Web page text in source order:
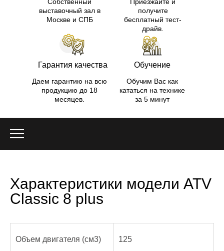
выставочный зал в
Москве и СПБ
Гарантия качества
Даем гарантию на всю
продукцию до 18
месяцев.
получите
бесплатный тест-
драйв.
Обучение
Обучим Вас как
кататься на технике
за 5 минут
Характеристики модели ATV
Classic 8 plus
Объем двигателя (см3) 125